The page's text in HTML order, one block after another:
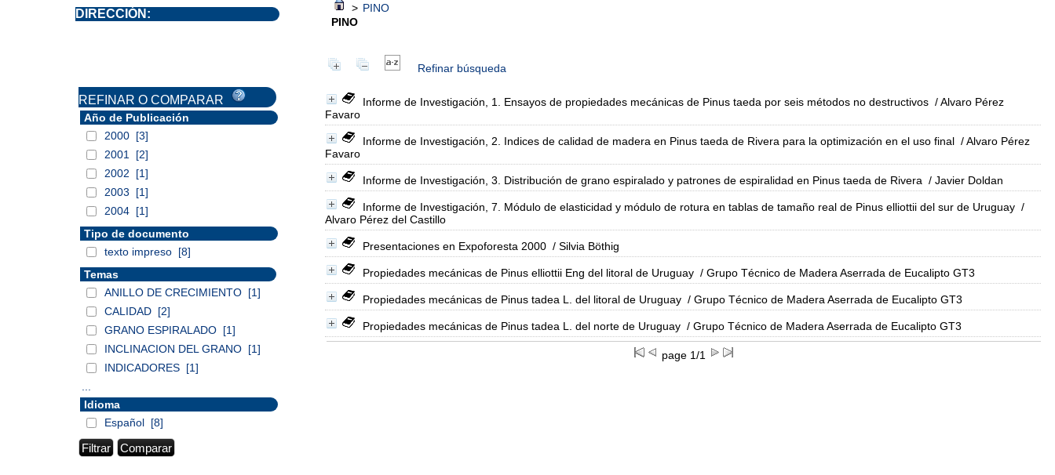
> PINO
PINO
Refinar búsqueda
Informe de Investigación, 1. Ensayos de propiedades mecánicas de Pinus taeda por seis métodos no destructivos / Alvaro Pérez
Favaro
Informe de Investigación, 2. Indices de calidad de madera en Pinus taeda de Rivera para la optimización en el uso final / Alvaro Pérez
Favaro
Informe de Investigación, 3. Distribución de grano espiralado y patrones de espiralidad en Pinus taeda de Rivera / Javier Doldan
Informe de Investigación, 7. Módulo de elasticidad y módulo de rotura en tablas de tamaño real de Pinus elliottii del sur de Uruguay /
Alvaro Pérez del Castillo
Presentaciones en Expoforesta 2000 / Silvia Böthig
Propiedades mecánicas de Pinus elliottii Eng del litoral de Uruguay / Grupo Técnico de Madera Aserrada de Eucalipto GT3
Propiedades mecánicas de Pinus tadea L. del litoral de Uruguay / Grupo Técnico de Madera Aserrada de Eucalipto GT3
Propiedades mecánicas de Pinus tadea L. del norte de Uruguay / Grupo Técnico de Madera Aserrada de Eucalipto GT3
page 1/1
DIRECCIÓN:
REFINAR O COMPARAR
Año de Publicación
2000 [3]
2001
[2]
2002
[1]
2003
[1]
2004 [1]
Tipo de documento
texto impreso [8]
Temas
ANILLO DE CRECIMIENTO [1]
CALIDAD [2]
GRANO ESPIRALADO [1]
INCLINACION DEL GRANO [1]
INDICADORES [1]
Idioma
Español [8]